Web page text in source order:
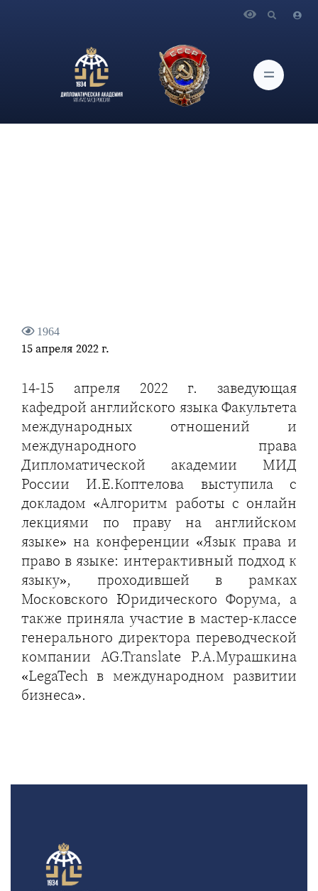
английского языка Факультета международных отношений и
международного права Дипломатической академии МИД
России И.Е.Коптеловой в Московском Юридическом
1964
15 апреля 2022 г.
14-15 апреля 2022 г. заведующая
кафедрой английского языка Факультета
международных отношений и
международного права
Дипломатической академии МИД
России И.Е.Коптелова выступила с
докладом «Алгоритм работы с онлайн
лекциями по праву на английском
языке» на конференции «Язык права и
право в языке: интерактивный подход к
языку», проходившей в рамках
Московского Юридического Форума, а
также приняла участие в мастер-классе
генерального директора переводческой
компании AG.Translate Р.А.Мурашкина
«LegaTech в международном развитии
бизнеса».